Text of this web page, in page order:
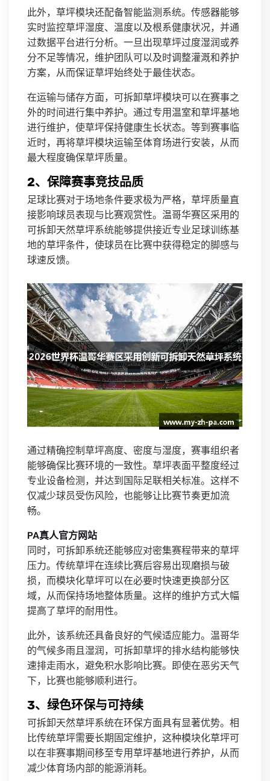
此外，草坪模块还配备智能监测系统。传感器能够
实时监控草坪湿度、温度以及根系健康状况，并通
过数据平台进行分析。一旦出现草坪过度湿润或养
分不足等情况，维护团队可以及时调整灌溉和养护
方案，从而保证草坪始终处于最佳状态。
在运输与储存方面，可拆卸草坪模块可以在赛事之
外的时间进行集中养护。通过专用温室和草坪基地
进行维护，使草坪保持健康生长状态。等到赛事临
近时，再将草坪模块运输至体育场进行安装，从而
最大程度确保草坪质量。
2、保障赛事竞技品质
足球比赛对于场地条件要求极为严格，草坪质量直
接影响球员表现与比赛观赏性。温哥华赛区采用的
可拆卸天然草坪系统能够提供接近专业足球训练基
地的草坪条件，使球员在比赛中获得稳定的脚感与
球速反馈。
通过精确控制草坪高度、密度与湿度，赛事组织者
能够确保比赛环境的一致性。草坪表面平整度经过
专业设备检测，并达到国际足联相关标准。这样不
仅减少球员受伤风险，也能够让比赛节奏更加流
畅。
PA真人官方网站
同时，可拆卸系统还能够应对密集赛程带来的草坪
压力。传统草坪在连续比赛后容易出现磨损与破
损，而模块化草坪可以在必要时快速更换部分区
域，从而保持场地整体质量。这样的维护方式大幅
提高了草坪的耐用性。
此外，该系统还具备良好的气候适应能力。温哥华
的气候多雨且湿润，可拆卸草坪的排水结构能够快
速排走雨水，避免积水影响比赛。即使在恶劣天气
下，比赛也能够顺利进行。
3、绿色环保与可持续
可拆卸天然草坪系统在环保方面具有显著优势。相
比传统草坪需要长期固定维护，这种模块化草坪可
以在非赛事期间移至专用草坪基地进行养护，从而
减少体育场内部的能源消耗。